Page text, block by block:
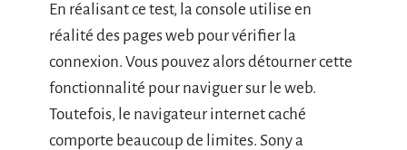
En réalisant ce test, la console utilise en
réalité des pages web pour vérifier la
connexion. Vous pouvez alors détourner cette
fonctionnalité pour naviguer sur le web.
Toutefois, le navigateur internet caché
comporte beaucoup de limites. Sony a